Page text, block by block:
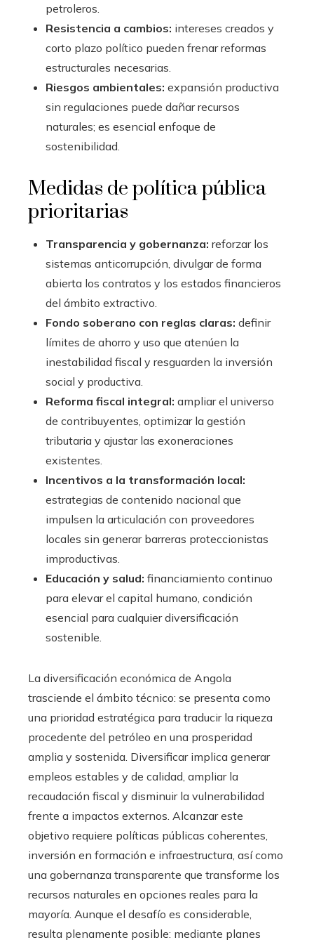
petroleros.
Resistencia a cambios: intereses creados y
corto plazo político pueden frenar reformas
estructurales necesarias.
Riesgos ambientales: expansión productiva
sin regulaciones puede dañar recursos
naturales; es esencial enfoque de
sostenibilidad.
Medidas de política pública
prioritarias
Transparencia y gobernanza: reforzar los
sistemas anticorrupción, divulgar de forma
abierta los contratos y los estados financieros
del ámbito extractivo.
Fondo soberano con reglas claras: definir
límites de ahorro y uso que atenúen la
inestabilidad fiscal y resguarden la inversión
social y productiva.
Reforma fiscal integral: ampliar el universo
de contribuyentes, optimizar la gestión
tributaria y ajustar las exoneraciones
existentes.
Incentivos a la transformación local:
estrategias de contenido nacional que
impulsen la articulación con proveedores
locales sin generar barreras proteccionistas
improductivas.
Educación y salud: financiamiento continuo
para elevar el capital humano, condición
esencial para cualquier diversificación
sostenible.
La diversificación económica de Angola
trasciende el ámbito técnico: se presenta como
una prioridad estratégica para traducir la riqueza
procedente del petróleo en una prosperidad
amplia y sostenida. Diversificar implica generar
empleos estables y de calidad, ampliar la
recaudación fiscal y disminuir la vulnerabilidad
frente a impactos externos. Alcanzar este
objetivo requiere políticas públicas coherentes,
inversión en formación e infraestructura, así como
una gobernanza transparente que transforme los
recursos naturales en opciones reales para la
mayoría. Aunque el desafío es considerable,
resulta plenamente posible: mediante planes